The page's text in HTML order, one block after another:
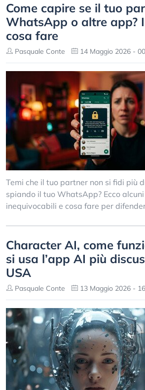
Come capire se il tuo
WhatsApp o altre app?
cosa fare
Pasquale Conte 14 Maggio 2026 -
Temi che il tuo partner non si fidi più
spiando il tuo WhatsApp? Ecco
inequivocabili e cosa fare per
Character AI, come
si usa l’app AI più
USA
Pasquale Conte 13 Maggio 2026 -